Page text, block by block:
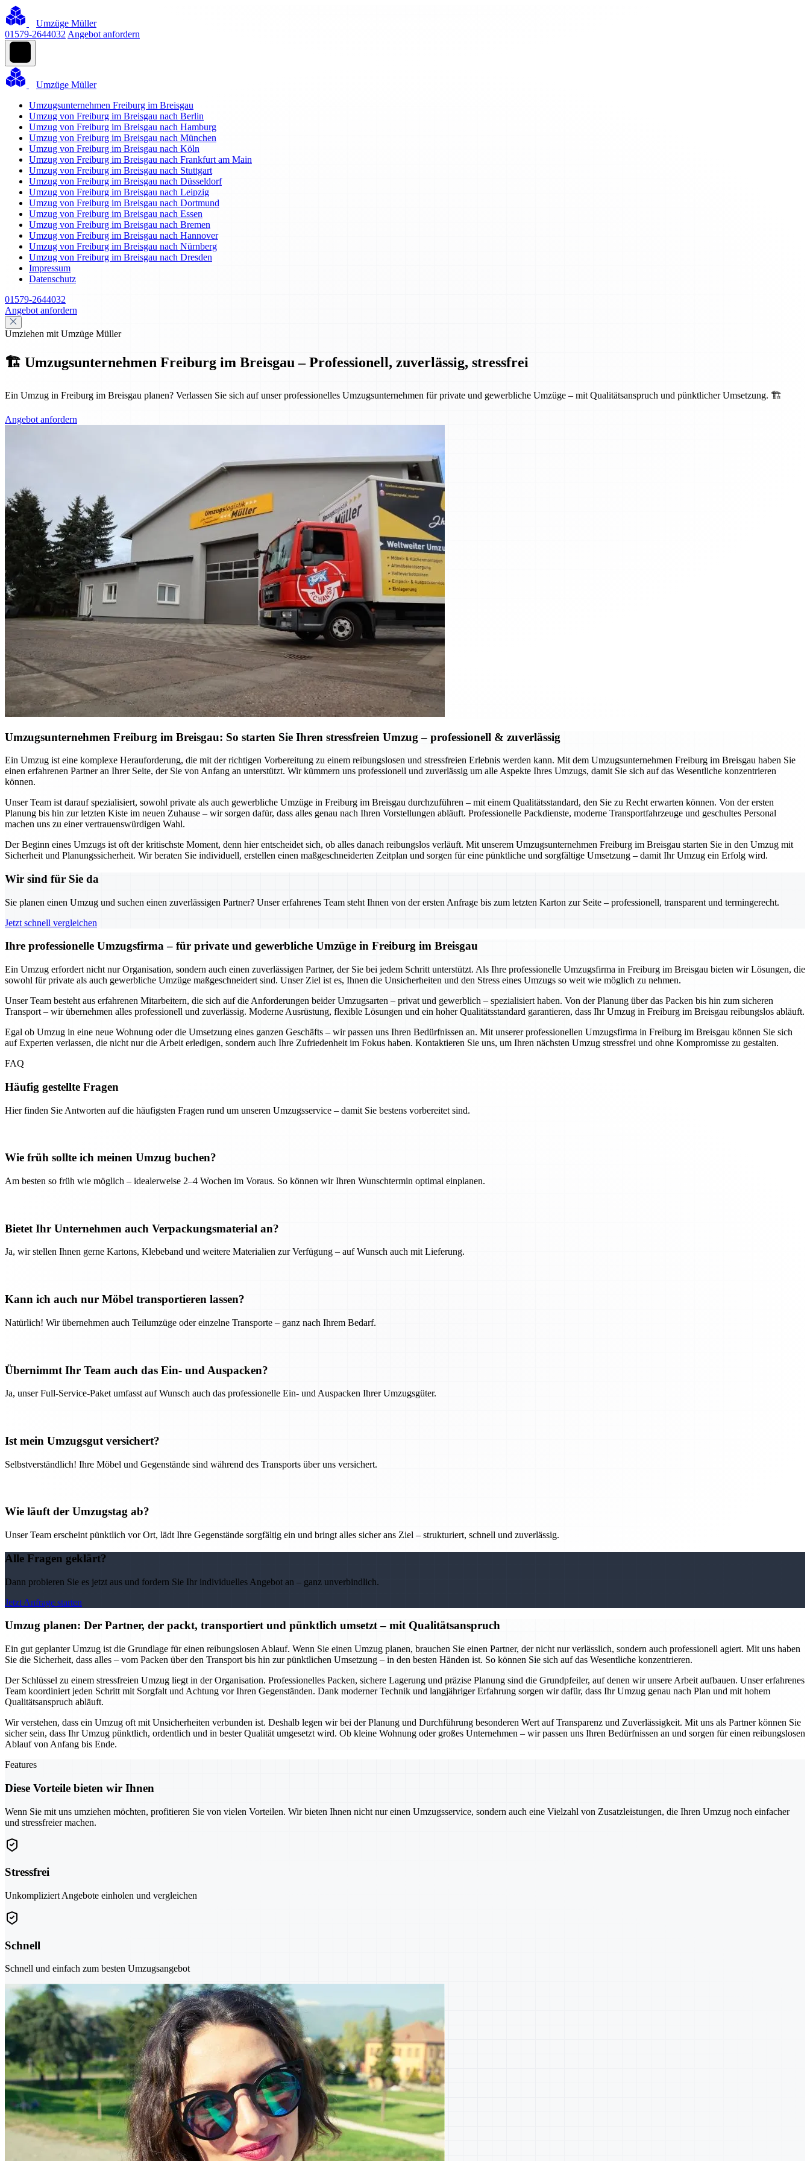
Umzüge Müller
01579-2644032 Angebot anfordern
Umzüge Müller
Umzugsunternehmen Freiburg im Breisgau
Umzug von Freiburg im Breisgau nach Berlin
Umzug von Freiburg im Breisgau nach Hamburg
Umzug von Freiburg im Breisgau nach München
Umzug von Freiburg im Breisgau nach Köln
Umzug von Freiburg im Breisgau nach Frankfurt am Main
Umzug von Freiburg im Breisgau nach Stuttgart
Umzug von Freiburg im Breisgau nach Düsseldorf
Umzug von Freiburg im Breisgau nach Leipzig
Umzug von Freiburg im Breisgau nach Dortmund
Umzug von Freiburg im Breisgau nach Essen
Umzug von Freiburg im Breisgau nach Bremen
Umzug von Freiburg im Breisgau nach Hannover
Umzug von Freiburg im Breisgau nach Nürnberg
Umzug von Freiburg im Breisgau nach Dresden
Impressum
Datenschutz
01579-2644032
Angebot anfordern
Umziehen mit Umzüge Müller
🏗️ Umzugsunternehmen Freiburg im Breisgau – Professionell, zuverlässig, stressfrei
Ein Umzug in Freiburg im Breisgau planen? Verlassen Sie sich auf unser professionelles Umzugsunternehmen für private und gewerbliche Umzüge – mit Qualitätsanspruch und pünktlicher Umsetzung. 🏗️
Angebot anfordern
Umzugsunternehmen Freiburg im Breisgau: So starten Sie Ihren stressfreien Umzug – professionell & zuverlässig
Ein Umzug ist eine komplexe Herauforderung, die mit der richtigen Vorbereitung zu einem reibungslosen und stressfreien Erlebnis werden kann. Mit dem Umzugsunternehmen Freiburg im Breisgau haben Sie
einen erfahrenen Partner an Ihrer Seite, der Sie von Anfang an unterstützt. Wir kümmern uns professionell und zuverlässig um alle Aspekte Ihres Umzugs, damit Sie sich auf das Wesentliche konzentrieren
können.
Unser Team ist darauf spezialisiert, sowohl private als auch gewerbliche Umzüge in Freiburg im Breisgau durchzuführen – mit einem Qualitätsstandard, den Sie zu Recht erwarten können. Von der ersten
Planung bis hin zur letzten Kiste im neuen Zuhause – wir sorgen dafür, dass alles genau nach Ihren Vorstellungen abläuft. Professionelle Packdienste, moderne Transportfahrzeuge und geschultes Personal
machen uns zu einer vertrauenswürdigen Wahl.
Der Beginn eines Umzugs ist oft der kritischste Moment, denn hier entscheidet sich, ob alles danach reibungslos verläuft. Mit unserem Umzugsunternehmen Freiburg im Breisgau starten Sie in den Umzug mit
Sicherheit und Planungssicherheit. Wir beraten Sie individuell, erstellen einen maßgeschneiderten Zeitplan und sorgen für eine pünktliche und sorgfältige Umsetzung – damit Ihr Umzug ein Erfolg wird.
Wir sind für Sie da
Sie planen einen Umzug und suchen einen zuverlässigen Partner? Unser erfahrenes Team steht Ihnen von der ersten Anfrage bis zum letzten Karton zur Seite – professionell, transparent und termingerecht.
Jetzt schnell vergleichen
Ihre professionelle Umzugsfirma – für private und gewerbliche Umzüge in Freiburg im Breisgau
Ein Umzug erfordert nicht nur Organisation, sondern auch einen zuverlässigen Partner, der Sie bei jedem Schritt unterstützt. Als Ihre professionelle Umzugsfirma in Freiburg im Breisgau bieten wir Lösungen, die
sowohl für private als auch gewerbliche Umzüge maßgeschneidert sind. Unser Ziel ist es, Ihnen die Unsicherheiten und den Stress eines Umzugs so weit wie möglich zu nehmen.
Unser Team besteht aus erfahrenen Mitarbeitern, die sich auf die Anforderungen beider Umzugsarten – privat und gewerblich – spezialisiert haben. Von der Planung über das Packen bis hin zum sicheren
Transport – wir übernehmen alles professionell und zuverlässig. Moderne Ausrüstung, flexible Lösungen und ein hoher Qualitätsstandard garantieren, dass Ihr Umzug in Freiburg im Breisgau reibungslos abläuft.
Egal ob Umzug in eine neue Wohnung oder die Umsetzung eines ganzen Geschäfts – wir passen uns Ihren Bedürfnissen an. Mit unserer professionellen Umzugsfirma in Freiburg im Breisgau können Sie sich
auf Experten verlassen, die nicht nur die Arbeit erledigen, sondern auch Ihre Zufriedenheit im Fokus haben. Kontaktieren Sie uns, um Ihren nächsten Umzug stressfrei und ohne Kompromisse zu gestalten.
FAQ
Häufig gestellte Fragen
Hier finden Sie Antworten auf die häufigsten Fragen rund um unseren Umzugsservice – damit Sie bestens vorbereitet sind.
Wie früh sollte ich meinen Umzug buchen?
Am besten so früh wie möglich – idealerweise 2–4 Wochen im Voraus. So können wir Ihren Wunschtermin optimal einplanen.
Bietet Ihr Unternehmen auch Verpackungsmaterial an?
Ja, wir stellen Ihnen gerne Kartons, Klebeband und weitere Materialien zur Verfügung – auf Wunsch auch mit Lieferung.
Kann ich auch nur Möbel transportieren lassen?
Natürlich! Wir übernehmen auch Teilumzüge oder einzelne Transporte – ganz nach Ihrem Bedarf.
Übernimmt Ihr Team auch das Ein- und Auspacken?
Ja, unser Full-Service-Paket umfasst auf Wunsch auch das professionelle Ein- und Auspacken Ihrer Umzugsgüter.
Ist mein Umzugsgut versichert?
Selbstverständlich! Ihre Möbel und Gegenstände sind während des Transports über uns versichert.
Wie läuft der Umzugstag ab?
Unser Team erscheint pünktlich vor Ort, lädt Ihre Gegenstände sorgfältig ein und bringt alles sicher ans Ziel – strukturiert, schnell und zuverlässig.
Alle Fragen geklärt?
Dann probieren Sie es jetzt aus und fordern Sie Ihr individuelles Angebot an – ganz unverbindlich.
Jetzt Anfrage starten
Umzug planen: Der Partner, der packt, transportiert und pünktlich umsetzt – mit Qualitätsanspruch
Ein gut geplanter Umzug ist die Grundlage für einen reibungslosen Ablauf. Wenn Sie einen Umzug planen, brauchen Sie einen Partner, der nicht nur verlässlich, sondern auch professionell agiert. Mit uns haben
Sie die Sicherheit, dass alles – vom Packen über den Transport bis hin zur pünktlichen Umsetzung – in den besten Händen ist. So können Sie sich auf das Wesentliche konzentrieren.
Der Schlüssel zu einem stressfreien Umzug liegt in der Organisation. Professionelles Packen, sichere Lagerung und präzise Planung sind die Grundpfeiler, auf denen wir unsere Arbeit aufbauen. Unser erfahrenes
Team koordiniert jeden Schritt mit Sorgfalt und Achtung vor Ihren Gegenständen. Dank moderner Technik und langjähriger Erfahrung sorgen wir dafür, dass Ihr Umzug genau nach Plan und mit hohem
Qualitätsanspruch abläuft.
Wir verstehen, dass ein Umzug oft mit Unsicherheiten verbunden ist. Deshalb legen wir bei der Planung und Durchführung besonderen Wert auf Transparenz und Zuverlässigkeit. Mit uns als Partner können Sie
sicher sein, dass Ihr Umzug pünktlich, ordentlich und in bester Qualität umgesetzt wird. Ob kleine Wohnung oder großes Unternehmen – wir passen uns Ihren Bedürfnissen an und sorgen für einen reibungslosen
Ablauf von Anfang bis Ende.
Features
Diese Vorteile bieten wir Ihnen
Wenn Sie mit uns umziehen möchten, profitieren Sie von vielen Vorteilen. Wir bieten Ihnen nicht nur einen Umzugsservice, sondern auch eine Vielzahl von Zusatzleistungen, die Ihren Umzug noch einfacher
und stressfreier machen.
Stressfrei
Unkompliziert Angebote einholen und vergleichen
Schnell
Schnell und einfach zum besten Umzugsangebot